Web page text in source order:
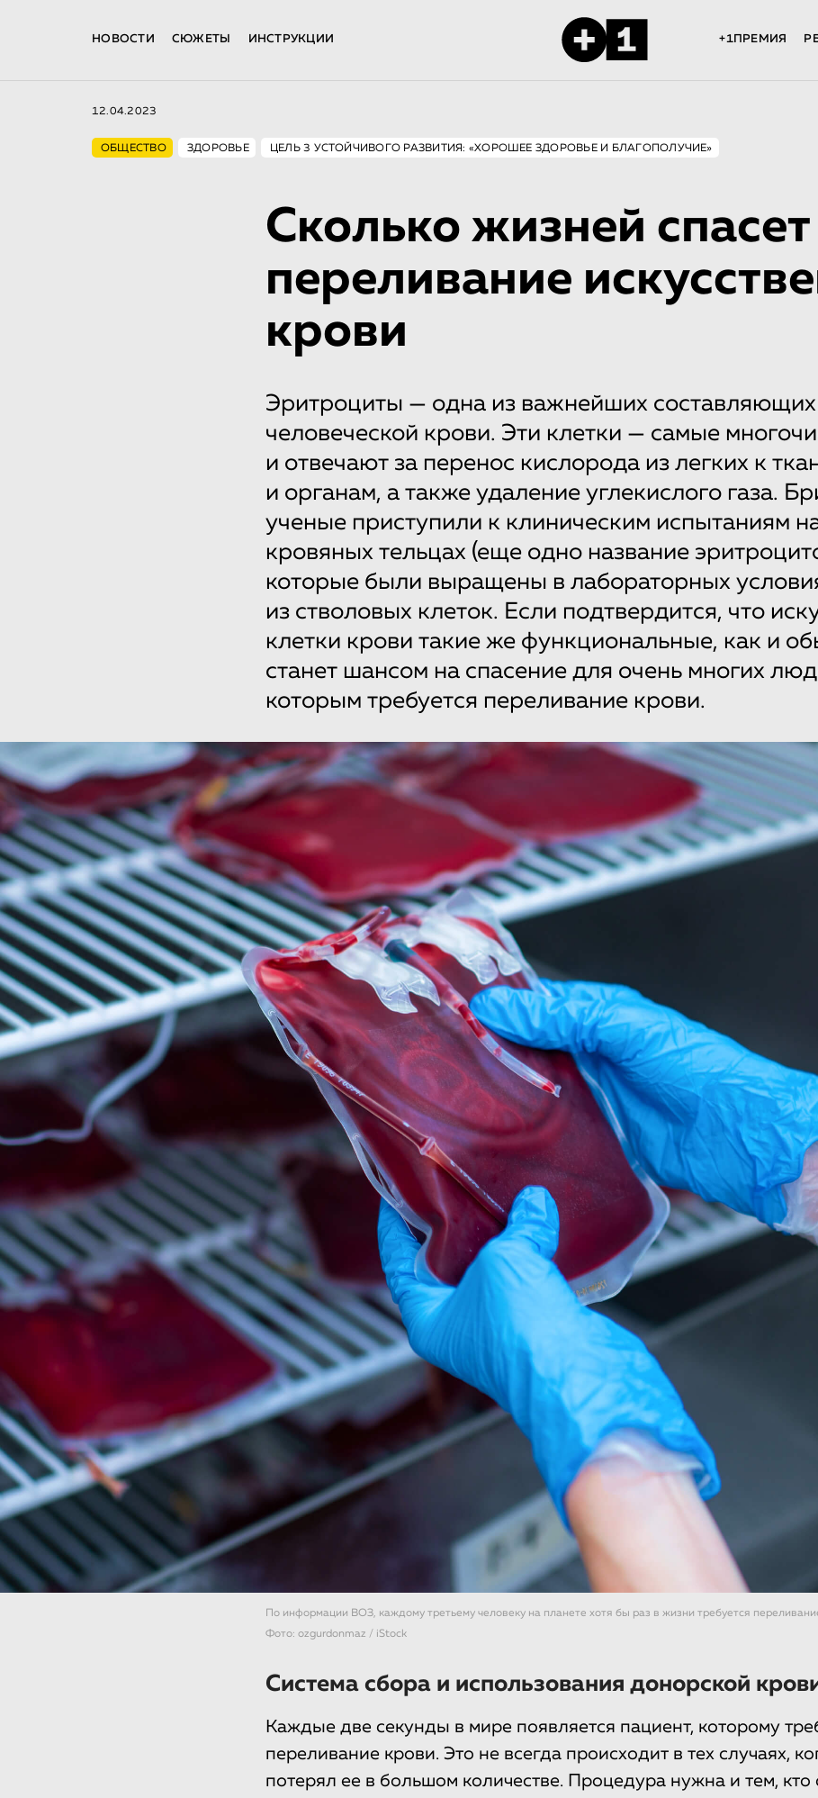
НОВОСТИ СЮЖЕТЫ ИНСТРУКЦИИ +1ПРЕМИЯ
12.04.2023
ОБЩЕСТВО ЗДОРОВЬЕ ЦЕЛЬ 3 УСТОЙЧИВОГО РАЗВИТИЯ: «ХОРОШЕЕ ЗДОРОВЬЕ И БЛАГОПОЛУЧИЕ»
Сколько жизней спасет
переливание
крови
Эритроциты — одна из важнейших составляющих
человеческой крови. Эти клетки — самые
и отвечают за перенос кислорода из легких к
и органам, а также удаление углекислого газа.
ученые приступили к клиническим испытаниям
кровяных тельцах (еще одно название
которые были выращены в лабораторных
из стволовых клеток. Если подтвердится, что
клетки крови такие же функциональные, как и
станет шансом на спасение для очень многих
которым требуется переливание крови.
По информации ВОЗ, каждому третьему человеку на планете хотя бы раз в жизни требуется
Фото: ozgurdonmaz / iStock
Система сбора и использования донорской
Каждые две секунды в мире появляется пациент, которому
переливание крови. Это не всегда происходит в тех случаях,
потерял ее в большом количестве. Процедура нужна и тем, кто